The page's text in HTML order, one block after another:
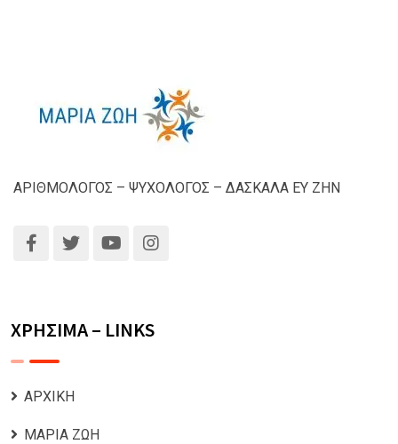
ΑΡΙΘΜΟΛΟΓΟΣ – ΨΥΧΟΛΟΓΟΣ – ΔΑΣΚΑΛΑ ΕΥ ΖΗΝ
ΧΡΗΣΙΜΑ – LINKS
ΑΡΧΙΚΗ
ΜΑΡΙΑ ΖΩΗ